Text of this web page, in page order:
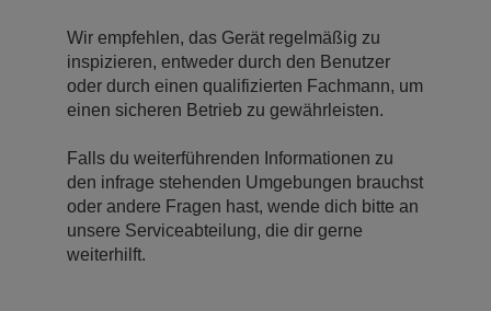
Wir empfehlen, das Gerät regelmäßig zu
inspizieren, entweder durch den Benutzer
oder durch einen qualifizierten Fachmann, um
einen sicheren Betrieb zu gewährleisten.
Falls du weiterführenden Informationen zu
den infrage stehenden Umgebungen brauchst
oder andere Fragen hast, wende dich bitte an
unsere Serviceabteilung, die dir gerne
weiterhilft.